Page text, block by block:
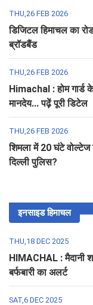
THU,26 FEB 2026
डिजिटल हिमाचल का
ब्रॉडबैंड
THU,26 FEB 2026
Himachal : होम गार्ड
मानदेय... पढ़ें पूरी डिटेल
THU,26 FEB 2026
शिमला में 20 घंटे
दिल्ली पुलिस?
इनसाइड हिमाचल
THU,18 DEC 2025
HIMACHAL : मैदानी
बर्फबारी का अलर्ट
SAT,6 DEC 2025